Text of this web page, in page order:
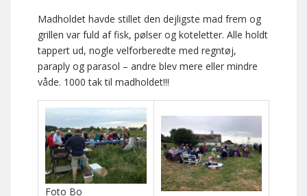
Madholdet havde stillet den dejligste mad frem og
grillen var fuld af fisk, pølser og koteletter. Alle holdt
tappert ud, nogle velforberedte med regntøj,
paraply og parasol – andre blev mere eller mindre
våde. 1000 tak til madholdet!!!
Foto Bo